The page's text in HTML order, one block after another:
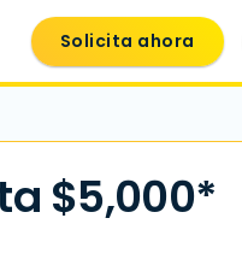
Solicita ahora
$5,000*